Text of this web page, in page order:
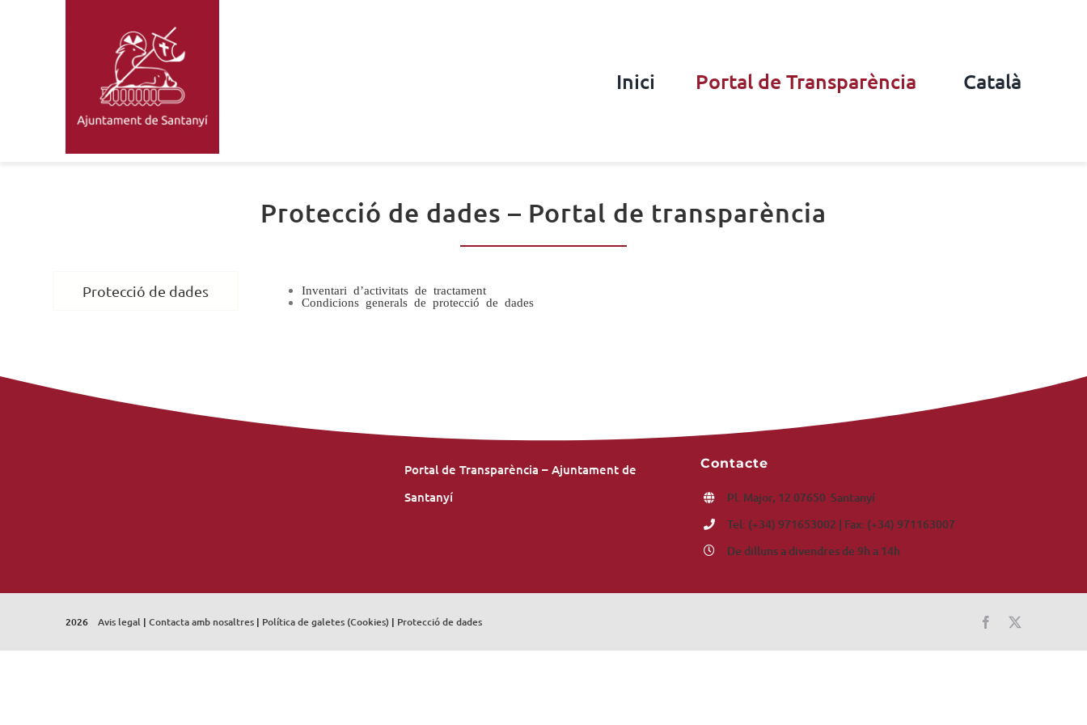
Inici Portal de Transparència Català
Protecció de dades – Portal de transparència
Protecció de dades
Inventari d’activitats de tractament
Condicions generals de protecció de dades
Portal de Transparència – Ajuntament de
Santanyí
Contacte
Pl. Major, 12 07650 Santanyí
Tel: (+34) 971653002 | Fax: (+34) 971163007
De dilluns a divendres de 9h a 14h
2026 Avis legal| Contacta amb nosaltres| Política de galetes (Cookies)| Protecció de dades